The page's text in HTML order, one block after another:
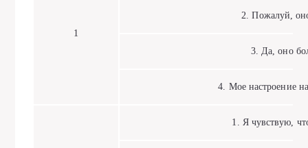
1
2. Пожалуй, оно
3. Да, оно
4. Мое настроение
1. Я чувствую,